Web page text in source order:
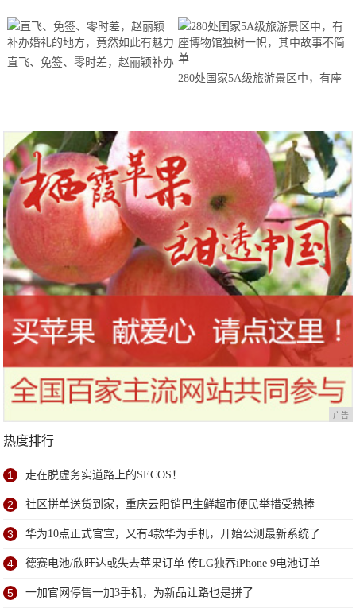
直飞、免签、零时差，赵丽颖补办
280处国家5A级旅游景区中，有座
广告
热度排行
1 走在脱虚务实道路上的SECOS！
2 社区拼单送货到家，重庆云阳销巴生鲜超市便民举措受热捧
3 华为10点正式官宣，又有4款华为手机，开始公测最新系统了
4 德赛电池/欣旺达或失去苹果订单 传LG独吞iPhone 9电池订单
5 一加官网停售一加3手机，为新品让路也是拼了